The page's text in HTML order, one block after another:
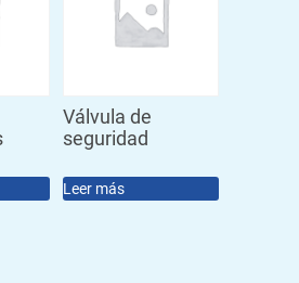
Válvula de
seguridad
Leer más